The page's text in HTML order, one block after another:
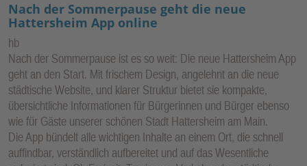
Nach der Sommerpause geht die neue
Hattersheim App online
hb
Nach der Sommerpause ist es so weit: Die neue Hattersheim App
geht an den Start. Mit frischem Design, angelehnt an die neue
städtische Website, und klarer Struktur bietet sie kompakte,
übersichtliche Informationen für Bürgerinnen und Bürger ebenso
wie für Gäste unserer schönen Stadt Hattersheim am Main.
Die App bündelt alle wichtigen Inhalte an einem Ort, die schnell
auffindbar, verständlich aufbereitet und auf das Wesentliche